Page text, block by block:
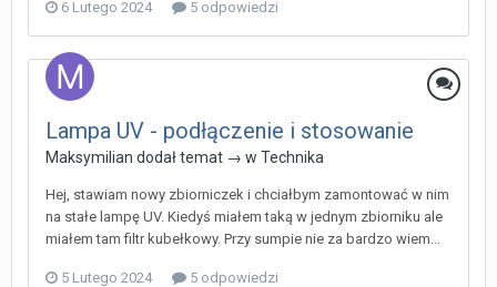
6 Lutego 2024 5 odpowiedzi
Lampa UV - podłączenie i stosowanie
Maksymilian dodał temat → w Technika
Hej, stawiam nowy zbiorniczek i chciałbym zamontować w nim
na stałe lampę UV. Kiedyś miałem taką w jednym zbiorniku ale
miałem tam filtr kubełkowy. Przy sumpie nie za bardzo wiem...
5 Lutego 2024 5 odpowiedzi